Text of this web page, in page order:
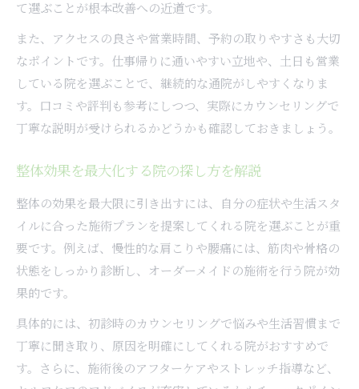
て選ぶことが根本改善への近道です。
また、アクセスの良さや営業時間、予約の取りやすさも大切
なポイントです。仕事帰りに通いやすい立地や、土日も営業
している院を選ぶことで、継続的な通院がしやすくなりま
す。口コミや評判も参考にしつつ、実際にカウンセリングで
丁寧な説明が受けられるかどうかも確認しておきましょう。
整体効果を最大化する院の探し方を解説
整体の効果を最大限に引き出すには、自分の症状や生活スタ
イルに合った施術プランを提案してくれる院を選ぶことが重
要です。例えば、慢性的な肩こりや腰痛には、筋肉や骨格の
状態をしっかり診断し、オーダーメイドの施術を行う院が効
果的です。
具体的には、初診時のカウンセリングで悩みや生活習慣まで
丁寧に聞き取り、原因を明確にしてくれる院がおすすめで
す。さらに、施術後のアフターケアやストレッチ指導など、